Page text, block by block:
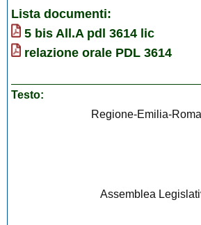
Lista documenti:
5 bis All.A pdl 3614 lic
relazione orale PDL 3614
Testo:
Regione-Emilia-
Assemblea